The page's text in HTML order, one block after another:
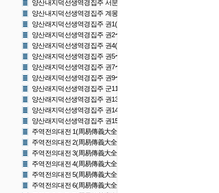
양산내지덕선생역경집주 서문(梁山來知德先生易經集註 序文)
양산내지덕선생역경집주 계몽(梁山來知德先生易經集註 啓蒙)
양산래지덕선생역경집주 권1(梁山來知德先生易經集註 卷一)
양산래지덕선생역경집주 권2〜3(梁山來知德先生易經集註 卷二
양산래지덕선생역경집주 권4(梁山來知德先生易經集註 卷四)
양산래지덕선생역경집주 권5〜6(梁山來知德先生易經集註 卷五
양산래지덕선생역경집주 권7〜8(梁山來知德先生易經集註 卷七
양산래지덕선생역경집주 권9〜10(梁山來知德先生易經集註 卷九
양산래지덕선생역경집주 군11〜12(梁山來知德先生易經集註 卷
양산래지덕선생역경집주 권13(梁山來知德先生易經集註 卷十三)
양산래지덕선생역경집주 권14(梁山來知德先生易經集註 卷十四)
양산래지덕선생역경집주 권15〜16(梁山來知德先生易經集註 卷
주역전의대전 1(周易傳義大全 1)
주역전의대전 2(周易傳義大全 2)
주역전의대전 3(周易傳義大全 3)
주역전의대전 4(周易傳義大全 4)
주역전의대전 5(周易傳義大全 5)
주역전의대전 6(周易傳義大全 6)